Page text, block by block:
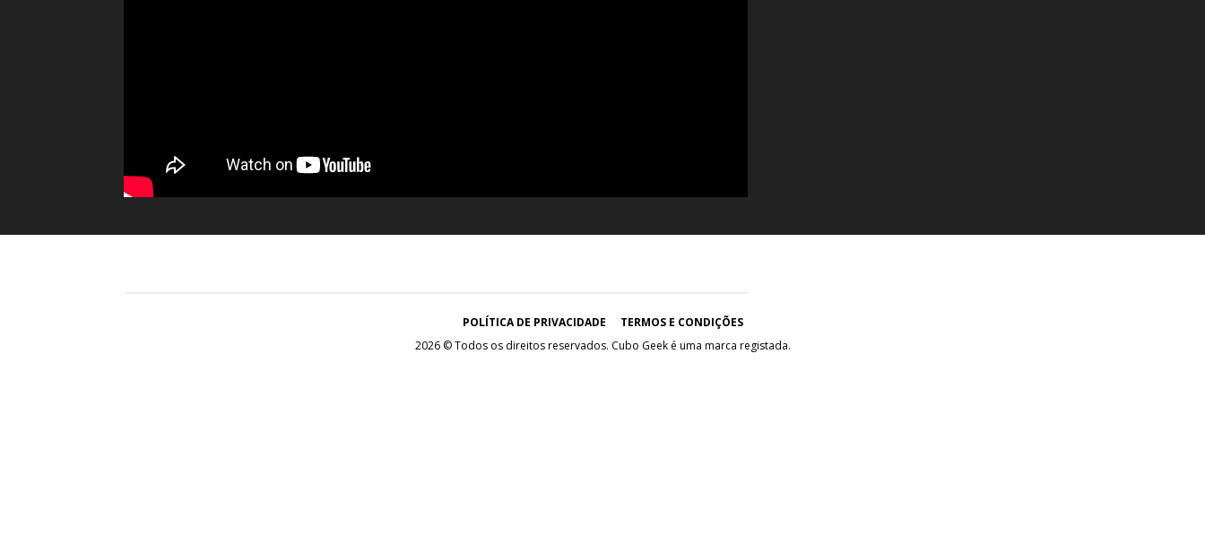
POLÍTICA DE PRIVACIDADE
TERMOS E CONDIÇÕES
2026 © Todos os direitos reservados. Cubo Geek é uma marca registada.